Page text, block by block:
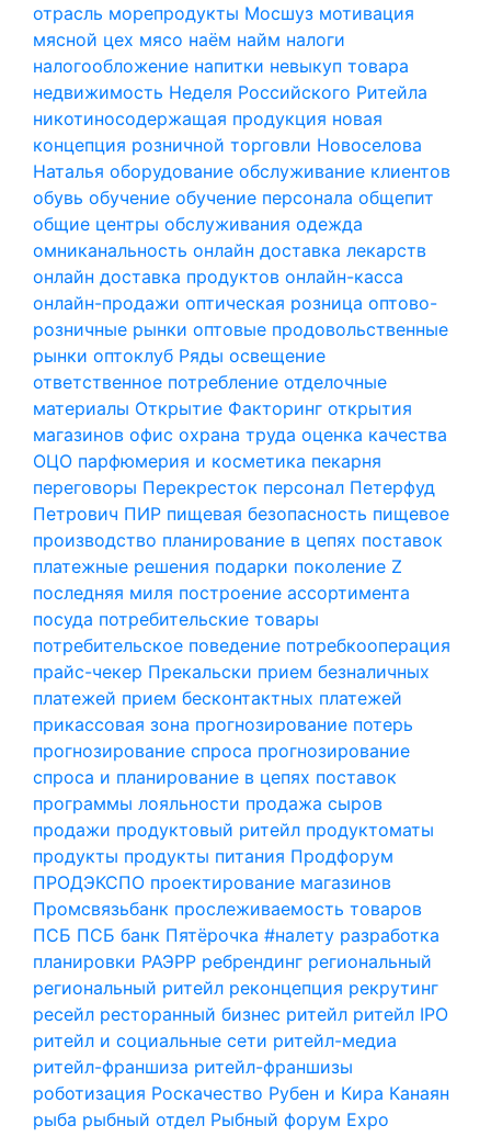
отрасль морепродукты Мосшуз мотивация
мясной цех мясо наём найм налоги
налогообложение напитки невыкуп товара
недвижимость Неделя Российского Ритейла
никотиносодержащая продукция новая
концепция розничной торговли Новоселова
Наталья оборудование обслуживание клиентов
обувь обучение обучение персонала общепит
общие центры обслуживания одежда
омниканальность онлайн доставка лекарств
онлайн доставка продуктов онлайн-касса
онлайн-продажи оптическая розница оптово-
розничные рынки оптовые продовольственные
рынки оптоклуб Ряды освещение
ответственное потребление отделочные
материалы Открытие Факторинг открытия
магазинов офис охрана труда оценка качества
ОЦО парфюмерия и косметика пекарня
переговоры Перекресток персонал Петерфуд
Петрович ПИР пищевая безопасность пищевое
производство планирование в цепях поставок
платежные решения подарки поколение Z
последняя миля построение ассортимента
посуда потребительские товары
потребительское поведение потребкооперация
прайс-чекер Прекальски прием безналичных
платежей прием бесконтактных платежей
прикассовая зона прогнозирование потерь
прогнозирование спроса прогнозирование
спроса и планирование в цепях поставок
программы лояльности продажа сыров
продажи продуктовый ритейл продуктоматы
продукты продукты питания Продфорум
ПРОДЭКСПО проектирование магазинов
Промсвязьбанк прослеживаемость товаров
ПСБ ПСБ банк Пятёрочка #налету разработка
планировки РАЭРР ребрендинг региональный
региональный ритейл реконцепция рекрутинг
ресейл ресторанный бизнес ритейл ритейл IPO
ритейл и социальные сети ритейл-медиа
ритейл-франшиза ритейл-франшизы
роботизация Роскачество Рубен и Кира Канаян
рыба рыбный отдел Рыбный форум Expo